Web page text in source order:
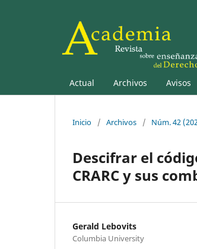
Actual Archivos Avisos
Inicio / Archivos / Núm. 42
Descifrar el
CRARC y sus
Gerald Lebovits
Columbia University